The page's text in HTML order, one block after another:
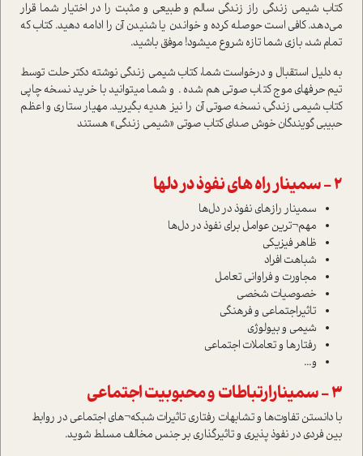
کتاب شیمی زندگی راز زندگی سالم و طبیعی و مثبت را در اختیار شما قرار
می‌دهد. کافی است حوصله کرده و خواندن یا شنیدن آن را ادامه دهید. کتاب که
تمام شد، بازی شما تازه شروع میشود! موفق باشید.
به دليل استقبال و درخواست شما، کتاب شیمی زندگی نوشته دکتر حلت توسط
تيم حرفه­اي موج کتاب صوتي هم شده . و شما مي­توانيد با خريد نسخه چاپي
کتاب شیمی زندگی، نسخه صوتي آن را نیز هديه بگيريد. مهيار ستاري و اعظم
حبيبي گويندگان خوش صداي کتاب صوتي «شیمی زندگی» هستند
2 - سمینار راه های نفوذ در دلها
سمینار رازهای نفوذ در دل‌ها
مهم¬ترین عوامل برای نفوذ در دل‌ها
ظاهر فیزیکی
شباهت افراد
مجاورت و فراوانی تعامل
خصوصیات شخصی
تاثیراجتماعی و فرهنگی
شیمی و بیولوژی
رفتارها و تعاملات اجتماعی
و...
3 - سمینارارتباطات و محبوبیت اجتماعی
با دانستن تفاوت‌ها و تشابهات رفتاری تاثیرات شبکه¬های اجتماعی در روابط
بین فردی در نفوذ پذیری و تاثیرگذاری بر جنس مخالف مسلط شوید.